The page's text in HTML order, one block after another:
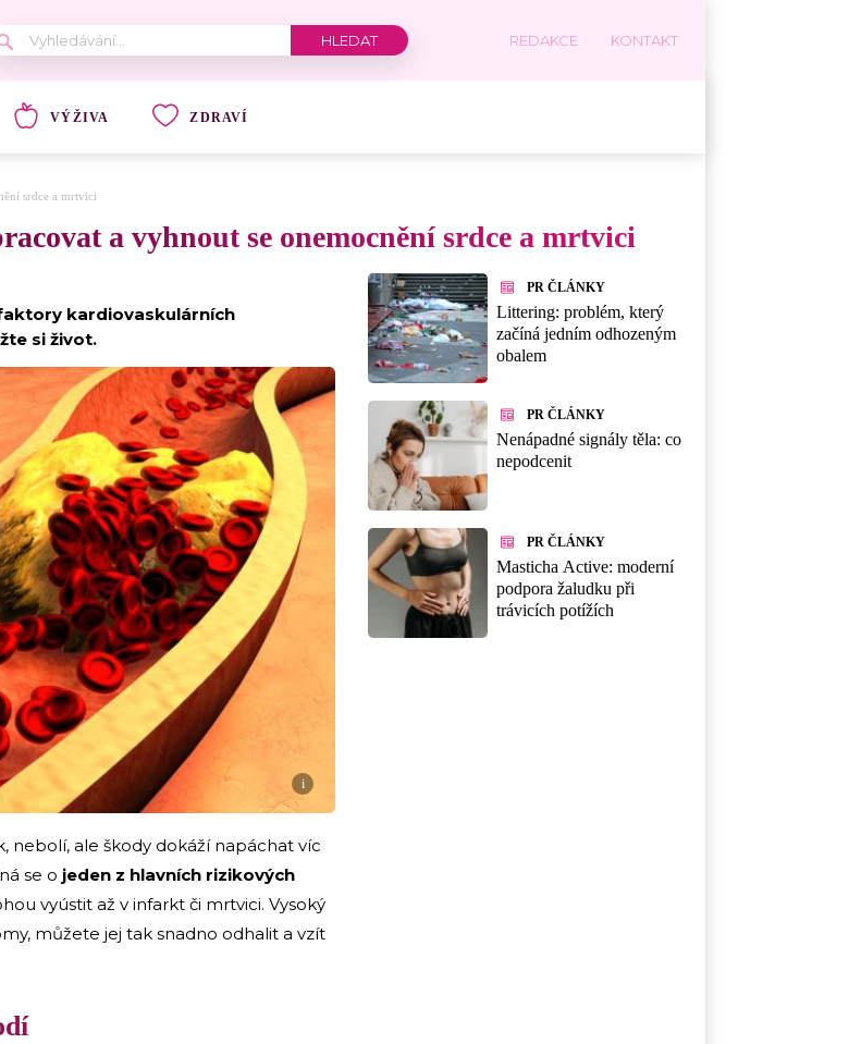
REDAKCE KONTAKT
VÝŽIVA ZDRAVÍ
srdce a mrtvici
a vyhnout se onemocnění srdce a mrtvici
kardiovaskulárních
si život.
i
nebolí, ale škody dokáží napáchat víc
se o jeden z hlavních rizikových
vyústit až v infarkt či mrtvici. Vysoký
můžete jej tak snadno odhalit a vzít
PR ČLÁNKY
Littering: problém, který
začíná jedním odhozeným
obalem
PR ČLÁNKY
Nenápadné signály těla: co
nepodcenit
PR ČLÁNKY
Masticha Active: moderní
podpora žaludku při
trávicích potížích